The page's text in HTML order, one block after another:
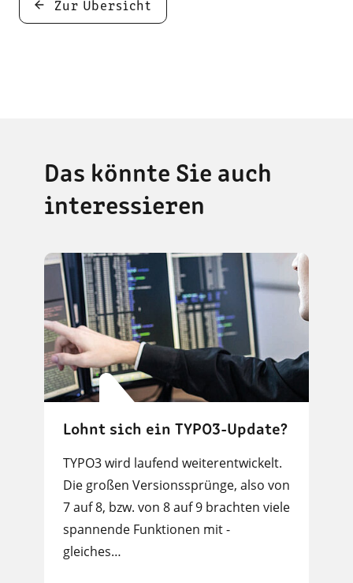
Zur Übersicht
Das könnte Sie auch
interessieren
Lohnt sich ein TYPO3-Update?
TYPO3 wird laufend weiterentwickelt.
Die großen Versionssprünge, also von
7 auf 8, bzw. von 8 auf 9 brachten viele
spannende Funktionen mit -
gleiches…